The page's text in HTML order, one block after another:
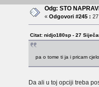
Odg: STO
«Odgovori #245 :
Citat: nidjo180sp - 27
pa o tome ti ja i pricam
Da ali u toj opciji treba